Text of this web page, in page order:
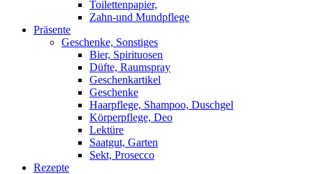
Toilettenpapier,
Zahn-und Mundpflege
Präsente
Geschenke, Sonstiges
Bier, Spirituosen
Düfte, Raumspray
Geschenkartikel
Geschenke
Haarpflege, Shampoo, Duschgel
Körperpflege, Deo
Lektüre
Saatgut, Garten
Sekt, Prosecco
Rezepte